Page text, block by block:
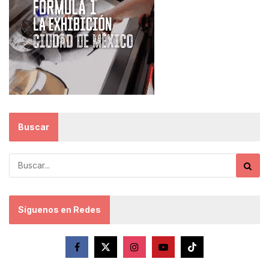
Buscar
Síguenos en Redes